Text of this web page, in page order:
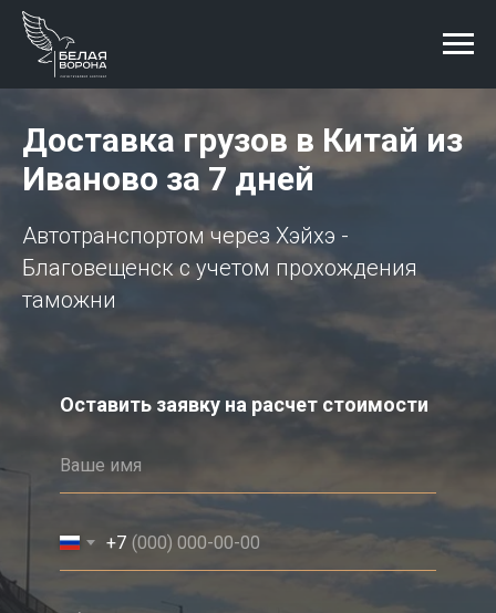
Доставка грузов в Китай из
Иваново за 7 дней
Автотранспортом через Хэйхэ -
Благовещенск с учетом прохождения
таможни
Оставить заявку на расчет стоимости
+7